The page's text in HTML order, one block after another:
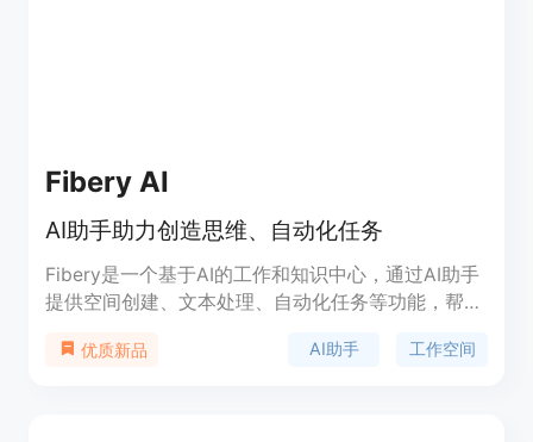
Fibery AI
AI助手助力创造思维、自动化任务
Fibery是一个基于AI的工作和知识中心，通过AI助手
提供空间创建、文本处理、自动化任务等功能，帮助
写作改进、任务自动化等操作。Fibery能够帮助用户
优质新品 AI助手 工作空间